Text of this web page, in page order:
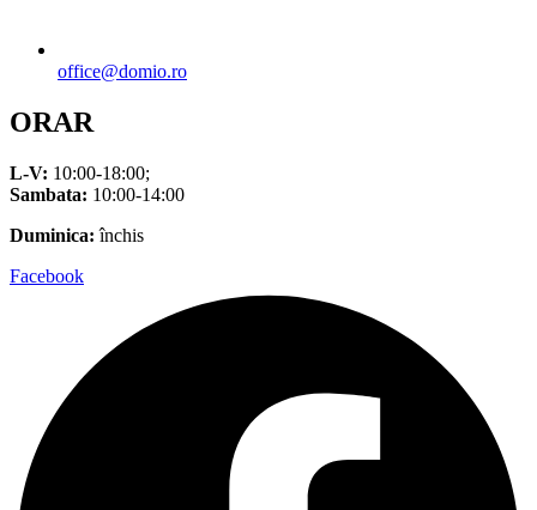
office@domio.ro
ORAR
L-V: 10:00-18:00;
Sambata: 10:00-14:00
Duminica: închis
Facebook